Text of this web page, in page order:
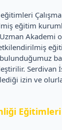
Çalışma
eğitim
Akademi
Serdivan
izin ve
Eğitimleri